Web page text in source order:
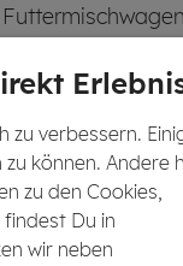
zu verbessern.
können. Andere
zu den Cookies,
Du in
wir neben
Begleiteten
Dich beim